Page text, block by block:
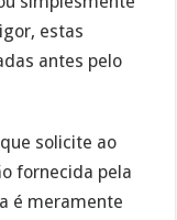
estas
antes pelo
solicite ao
fornecida pela
é meramente